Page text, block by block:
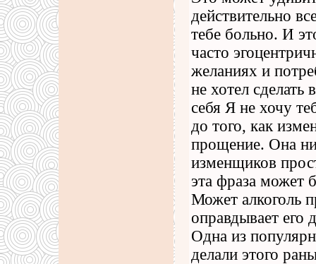
действительно
тебе больно. И
часто
желаниях и
не хотел сделать
себя Я не хочу
до того, как
прощение. Она
изменщиков
эта фраза может
Может алкоголь
оправдывает его
Одна из
делали этого